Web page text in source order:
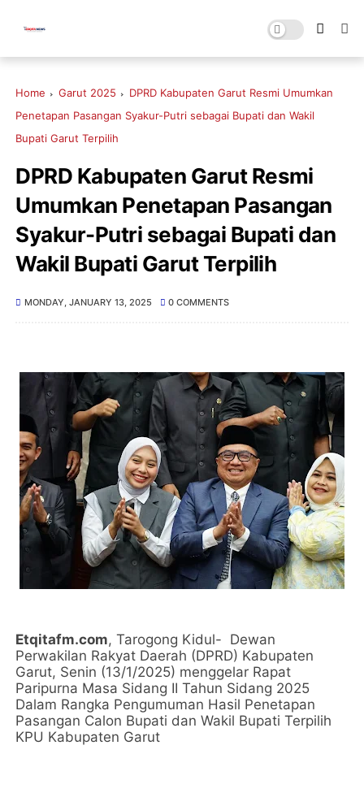
Home Garut 2025
DPRD Kabupaten Garut Resmi Umumkan
Penetapan Pasangan Syakur-Putri sebagai Bupati dan Wakil
Bupati Garut Terpilih
DPRD Kabupaten Garut Resmi
Umumkan Penetapan Pasangan
Syakur-Putri sebagai Bupati dan
Wakil Bupati Garut Terpilih
MONDAY, JANUARY 13, 2025 0 COMMENTS
Etqitafm.com, Tarogong Kidul- Dewan
Perwakilan Rakyat Daerah (DPRD) Kabupaten
Garut, Senin (13/1/2025) menggelar Rapat
Paripurna Masa Sidang II Tahun Sidang 2025
Dalam Rangka Pengumuman Hasil Penetapan
Pasangan Calon Bupati dan Wakil Bupati Terpilih
KPU Kabupaten Garut